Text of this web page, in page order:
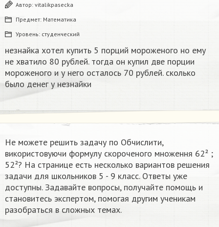
Автор: vitalikpasecka
Предмет: Математика
Уровень: студенческий
незнайка хотел купить 5 порций мороженого но ему
не хватило 80 рублей. тогда он купил две порции
мороженого и у него осталось 70 рублей. сколько
было денег у незнайки
Не можете решить задачу по Обчислити,
використовуючи формулу скороченого множення 62² ;
52²? На странице есть несколько вариантов решения
задачи для школьников 5 - 9 класс. Ответы уже
доступны. Задавайте вопросы, получайте помощь и
становитесь экспертом, помогая другим ученикам
разобраться в сложных темах.